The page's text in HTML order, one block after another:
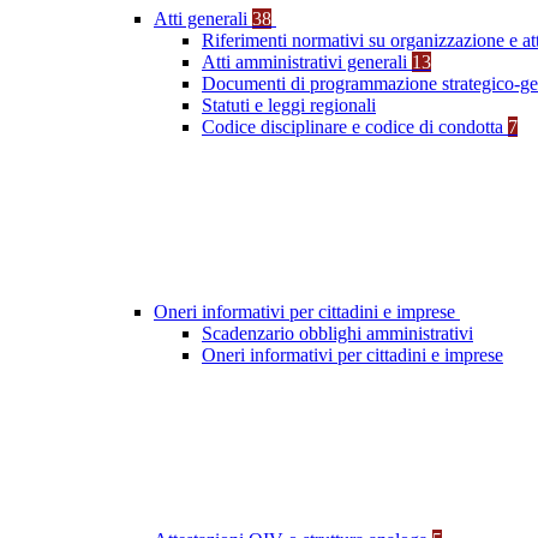
Atti generali 38
Riferimenti normativi su organizzazione e
Atti amministrativi generali 13
Documenti di programmazione strategico-
Statuti e leggi regionali
Codice disciplinare e codice di condotta 7
Oneri informativi per cittadini e imprese
Scadenzario obblighi amministrativi
Oneri informativi per cittadini e imprese